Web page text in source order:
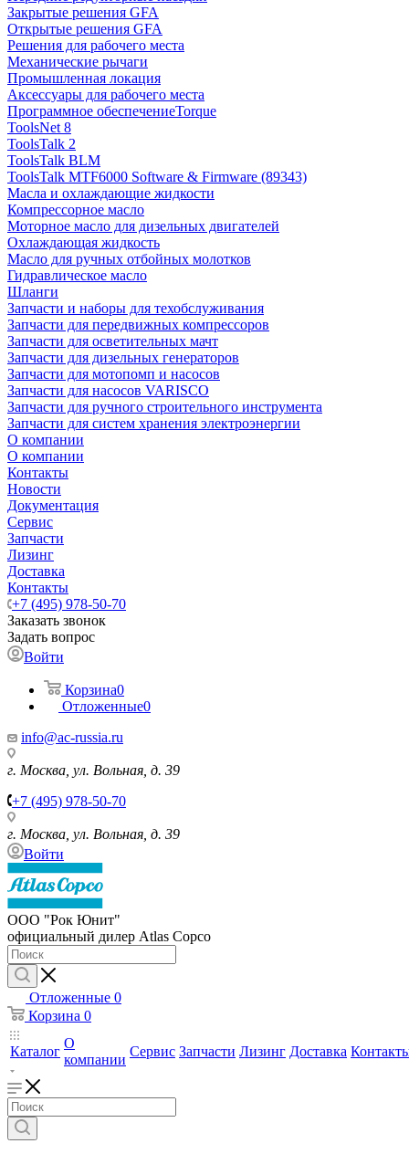
Закрытые решения GFA
Открытые решения GFA
Решения для рабочего места
Механические рычаги
Промышленная локация
Аксессуары для рабочего места
Программное обеспечениеTorque
ToolsNet 8
ToolsTalk 2
ToolsTalk BLM
ToolsTalk MTF6000 Software & Firmware (89343)
Масла и охлаждающие жидкости
Компрессорное масло
Моторное масло для дизельных двигателей
Охлаждающая жидкость
Масло для ручных отбойных молотков
Гидравлическое масло
Шланги
Запчасти и наборы для техобслуживания
Запчасти для передвижных компрессоров
Запчасти для осветительных мачт
Запчасти для дизельных генераторов
Запчасти для мотопомп и насосов
Запчасти для насосов VARISCO
Запчасти для ручного строительного инструмента
Запчасти для систем хранения электроэнергии
О компании
О компании
Контакты
Новости
Документация
Сервис
Запчасти
Лизинг
Доставка
Контакты
+7 (495) 978-50-70
Заказать звонок
Задать вопрос
Войти
Корзина0
Отложенные0
info@ac-russia.ru
г. Москва, ул. Вольная, д. 39
+7 (495) 978-50-70
г. Москва, ул. Вольная, д. 39
Войти
ООО "Рок Юнит"
официальный дилер Atlas Copco
Отложенные 0
Корзина 0
Каталог
О
компании
Сервис Запчасти Лизинг Доставка